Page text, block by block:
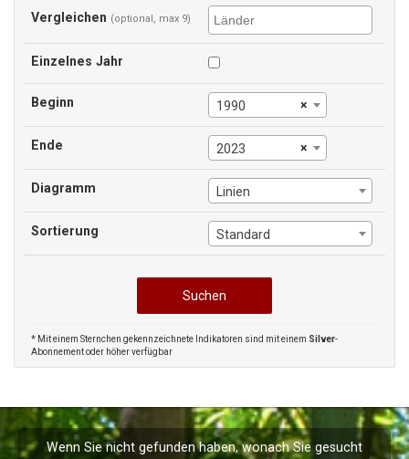
Vergleichen (optional, max 9)
Einzelnes Jahr
Beginn ×
1990
Ende ×
2023
Diagramm Linien
Sortierung Standard
* Mit einem Sternchen gekennzeichnete Indikatoren sind mit einem Silver-
Abonnement oder höher verfügbar
Wenn Sie nicht gefunden haben, wonach Sie gesucht